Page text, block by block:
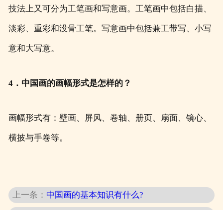
技法上又可分为工笔画和写意画。工笔画中包括白描、
淡彩、重彩和没骨工笔。写意画中包括兼工带写、小写
意和大写意。
4．中国画的画幅形式是怎样的？
画幅形式有：壁画、屏风、卷轴、册页、扇面、镜心、
横披与手卷等。
上一条： 中国画的基本知识有什么?